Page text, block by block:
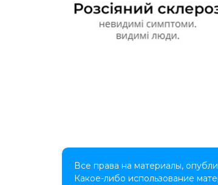
Все права на материалы,
Какое-либо использование